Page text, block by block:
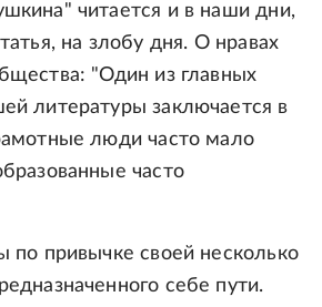
читается и в наши дни,
на злобу дня. О нравах
"Один из главных
литературы заключается в
люди часто мало
часто
по привычке своей несколько
себе пути.